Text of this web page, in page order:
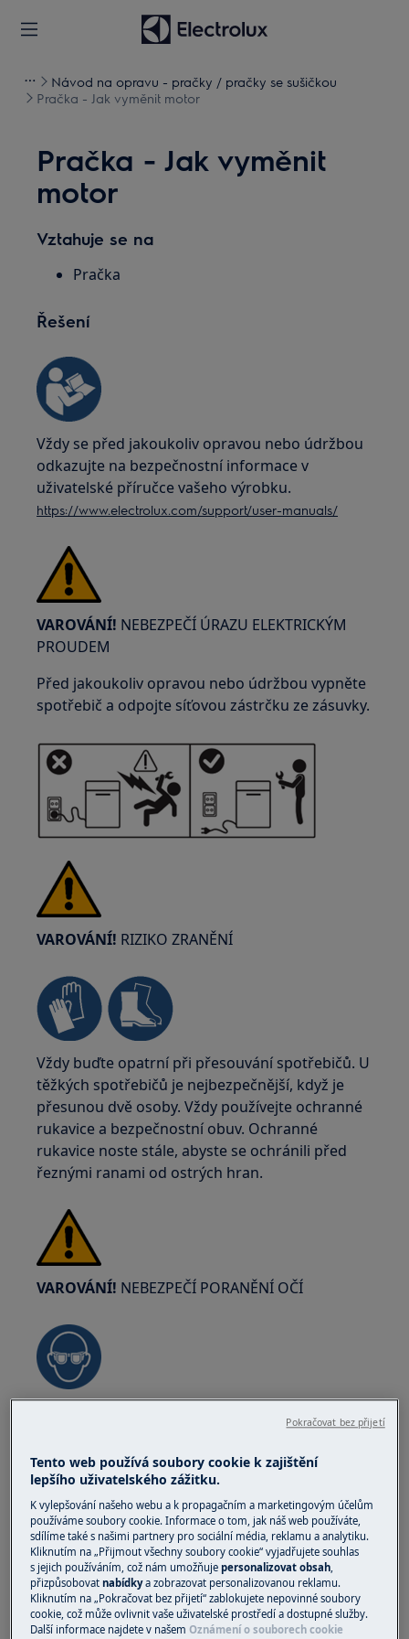
Návod na opravu - pračky / pračky se sušičkou
Pračka - Jak vyměnit motor
Pračka - Jak vyměnit
motor
Vztahuje se na
Pračka
Řešení
Vždy se před jakoukoliv opravou nebo údržbou
odkazujte na bezpečnostní informace v
uživatelské příručce vašeho výrobku.
https://www.electrolux.com/support/user-manuals/
VAROVÁNÍ! NEBEZPEČÍ ÚRAZU ELEKTRICKÝM
PROUDEM
Před jakoukoliv opravou nebo údržbou vypněte
spotřebič a odpojte síťovou zástrčku ze zásuvky.
VAROVÁNÍ! RIZIKO ZRANĚNÍ
Vždy buďte opatrní při přesouvání spotřebičů. U
těžkých spotřebičů je nejbezpečnější, když je
přesunou dvě osoby. Vždy používejte ochranné
rukavice a bezpečnostní obuv. Ochranné
rukavice noste stále, abyste se ochránili před
řeznými ranami od ostrých hran.
VAROVÁNÍ! NEBEZPEČÍ PORANĚNÍ OČÍ
VAROVÁNÍ!RIZIKO PŘISKŘÍPNUTÍ
Tento web používá soubory cookie k zajištění
lepšího uživatelského zážitku.
K vylepšování našeho webu a k propagačním a marketingovým účelům
používáme soubory cookie. Informace o tom, jak náš web používáte,
sdílíme také s našimi partnery pro sociální média, reklamu a analytiku.
Kliknutím na „Přijmout všechny soubory cookie“ vyjadřujete souhlas
s jejich používáním, což nám umožňujepersonalizovat obsah
přizpůsobovatnabídkya zobrazovat personalizovanou reklamu.
Kliknutím na „Pokračovat bez přijetí“ zablokujete nepovinné soubory
cookie, což může ovlivnit vaše uživatelské prostředí a dostupné služby.
Další informace najdete v našemOznámení o souborech cookie
Pokračovat bez přijetí